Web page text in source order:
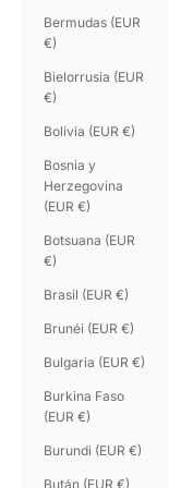
Bermudas (EUR
€)
Bielorrusia (EUR
€)
Bolivia (EUR €)
Bosnia y
Herzegovina
(EUR €)
Botsuana (EUR
€)
Brasil (EUR €)
Brunéi (EUR €)
Bulgaria (EUR €)
Burkina Faso
(EUR €)
Burundi (EUR €)
Bután (EUR €)